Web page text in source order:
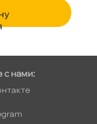
с нами: